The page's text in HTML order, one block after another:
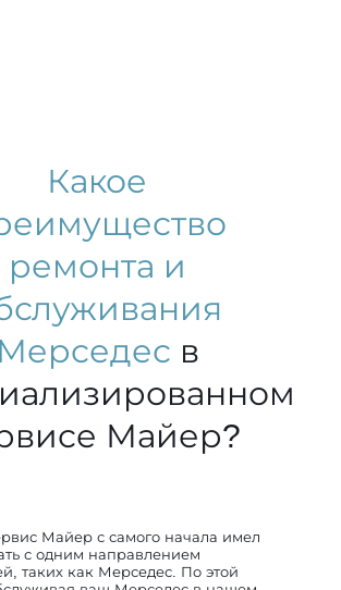
Какое
ремонта и
Мерседес в
Майер?
Майер с самого начала имел
с одним направлением
таких как Мерседес. По этой